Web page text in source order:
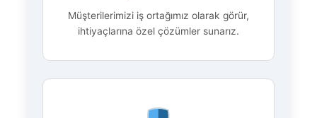
Müşterilerimizi iş ortağımız olarak görür,
ihtiyaçlarına özel çözümler sunarız.